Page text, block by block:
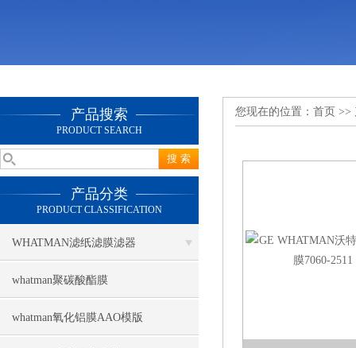
产品搜索
PRODUCT SEARCH
产品分类
PRODUCT CLASSIFICATION
WHATMAN滤纸滤膜滤器
whatman聚碳酸酯膜
whatman氧化铝膜AAO模版
您现在的位置： 首页 >>